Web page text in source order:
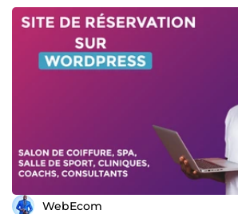
WebEcom